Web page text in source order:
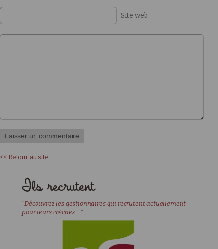
Site web
<< Retour au site
Ils recrutent
"Découvrez les gestionnaires qui recrutent actuellement
pour leurs crèches ..."